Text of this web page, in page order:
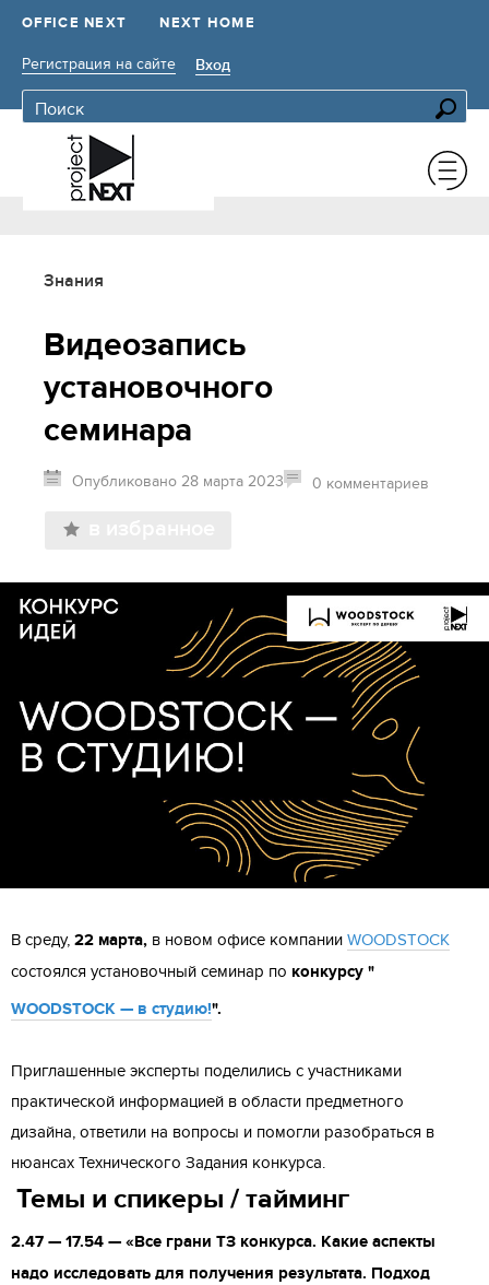
OFFICE NEXT NEXT HOME
Регистрация на сайте Вход
Знания
Видеозапись
установочного
семинара
Опубликовано 28 марта 2023 0 комментариев
В среду, 22 марта, в новом офисе компании WOODSTOCK
состоялся установочный семинар по конкурсу "
WOODSTOCK — в студию!".
Приглашенные эксперты поделились с участниками
практической информацией в области предметного
дизайна, ответили на вопросы и помогли разобраться в
нюансах Технического Задания конкурса.
Темы и спикеры / тайминг
2.47 — 17.54 — «Все грани ТЗ конкурса. Какие аспекты
надо исследовать для получения результата. Подход